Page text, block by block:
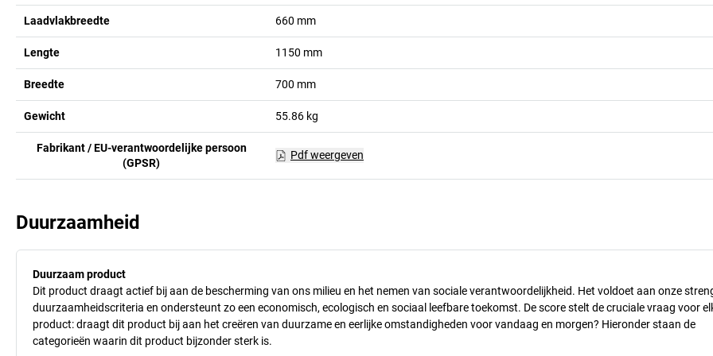
Laadvlakbreedte 660 mm
Lengte 1150 mm
Breedte 700 mm
Gewicht 55.86 kg
Fabrikant / EU-verantwoordelijke persoon
(GPSR)
Pdf weergeven
Duurzaamheid
Duurzaam product
Dit product draagt actief bij aan de bescherming van ons milieu en het nemen van sociale verantwoordelijkheid. Het voldoet aan onze
duurzaamheidscriteria en ondersteunt zo een economisch, ecologisch en sociaal leefbare toekomst. De score stelt de cruciale vraag voor
product: draagt dit product bij aan het creëren van duurzame en eerlijke omstandigheden voor vandaag en morgen? Hieronder staan de
categorieën waarin dit product bijzonder sterk is.